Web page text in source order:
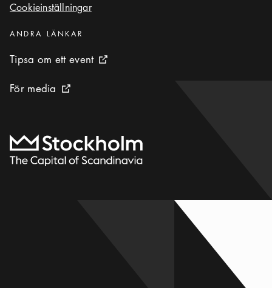
Cookieinställningar
Cookieinställningar
Kategorier :
ANDRA LÄNKAR
Tipsa om ett event
Tipsa om ett event Extern ikon
För media
För media Extern ikon
Till startsidan